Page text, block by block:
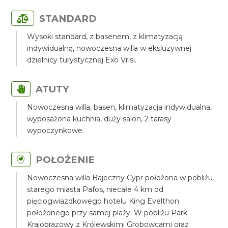
STANDARD
Wysoki standard, z basenem, z klimatyzacją
indywidualną, nowoczesna willa w eksluzywnej
dzielnicy turystycznej Exo Vrisi.
ATUTY
Nowoczesna willa, basen, klimatyzacja indywidualna,
wyposażona kuchnia, duży salon, 2 tarasy
wypoczynkowe.
POŁOŻENIE
Nowoczesna willa Bajeczny Cypr położona w pobliżu
starego miasta Pafos, niecałe 4 km od
pięciogwiazdkowego hotelu King Evelthon
położonego przy samej plaży. W pobliżu Park
Krajobrazowy z Królewskimi Grobowcami oraz